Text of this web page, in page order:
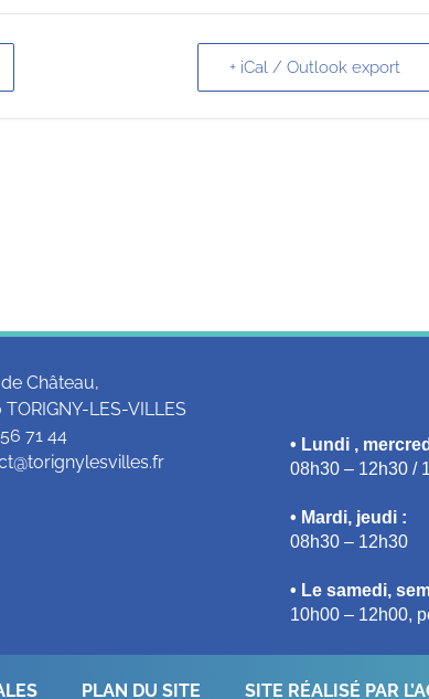
+ iCal / Outlook export
Château,
LES-VILLES
71 44
• Lundi ,
08h30 – 12h30 /
• Mardi, jeudi :
08h30 – 12h30
• Le samedi,
10h00 – 12h00,
PLAN DU SITE SITE RÉALISÉ PAR